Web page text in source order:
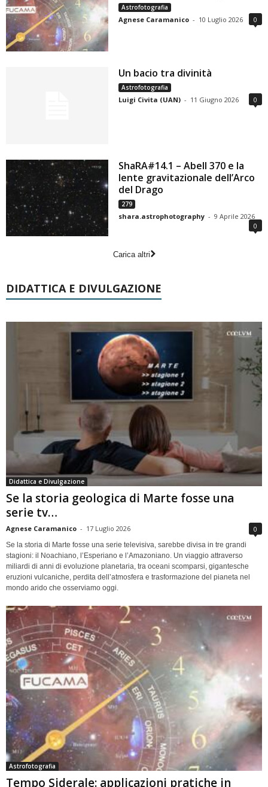
Astrofotografia
Agnese Caramanico - 10 Luglio 2026 0
Un bacio tra divinità
Astrofotografia
Luigi Civita (UAN) - 11 Giugno 2026 0
ShaRA#14.1 – Abell 370 e la
lente gravitazionale dell’Arco
del Drago
279
shara.astrophotography - 9 Aprile 2026
0
Carica altri
DIDATTICA E DIVULGAZIONE
Didattica e Divulgazione
Se la storia geologica di Marte fosse una
serie tv…
Agnese Caramanico - 17 Luglio 2026 0
Se la storia di Marte fosse una serie televisiva, sarebbe divisa in tre grandi
stagioni: il Noachiano, l’Esperiano e l’Amazoniano. Un viaggio attraverso
miliardi di anni di evoluzione planetaria, tra oceani scomparsi, gigantesche
eruzioni vulcaniche, perdita dell’atmosfera e trasformazione del pianeta nel
mondo arido che osserviamo oggi.
Astrofotografia
Tempo Siderale: applicazioni pratiche in